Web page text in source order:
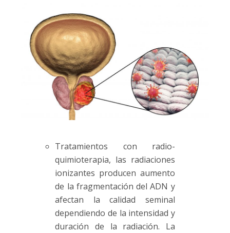
Tratamientos con radio-
quimioterapia, las radiaciones
ionizantes producen aumento
de la fragmentación del ADN y
afectan la calidad seminal
dependiendo de la intensidad y
duración de la radiación. La